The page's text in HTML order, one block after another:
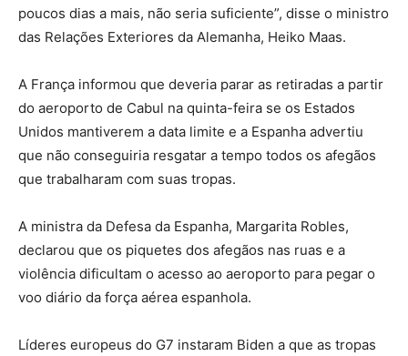
poucos dias a mais, não seria suficiente”, disse o ministro
das Relações Exteriores da Alemanha, Heiko Maas.
A França informou que deveria parar as retiradas a partir
do aeroporto de Cabul na quinta-feira se os Estados
Unidos mantiverem a data limite e a Espanha advertiu
que não conseguiria resgatar a tempo todos os afegãos
que trabalharam com suas tropas.
A ministra da Defesa da Espanha, Margarita Robles,
declarou que os piquetes dos afegãos nas ruas e a
violência dificultam o acesso ao aeroporto para pegar o
voo diário da força aérea espanhola.
Líderes europeus do G7 instaram Biden a que as tropas